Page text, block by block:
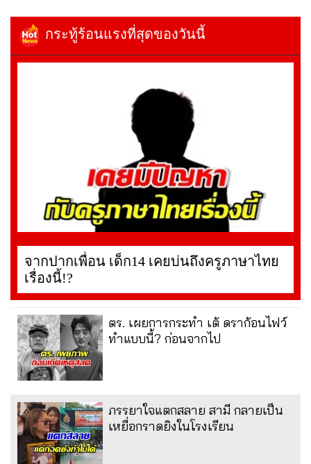
กระทู้ร้อนแรงที่สุดของวันนี้
จากปากเพื่อน เด็ก14 เคยบ่นถึงครูภาษาไทย
เรื่องนี้!?
ตร. เผยการกระทำ เต้ ดราก้อนไฟว์
ทำแบบนี้? ก่อนจากไป
ภรรยาใจแตกสลาย สามี กลายเป็น
เหยื่อกราดยิงในโรงเรียน